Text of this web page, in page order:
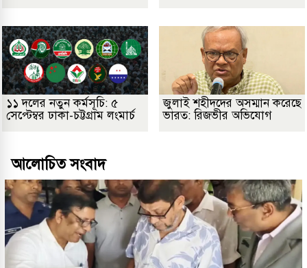
১১ দলের নতুন কর্মসূচি: ৫
সেপ্টেম্বর ঢাকা-চট্টগ্রাম লংমার্চ
জুলাই শহীদদের অসম্মান করেছে
ভারত: রিজভীর অভিযোগ
আলোচিত সংবাদ